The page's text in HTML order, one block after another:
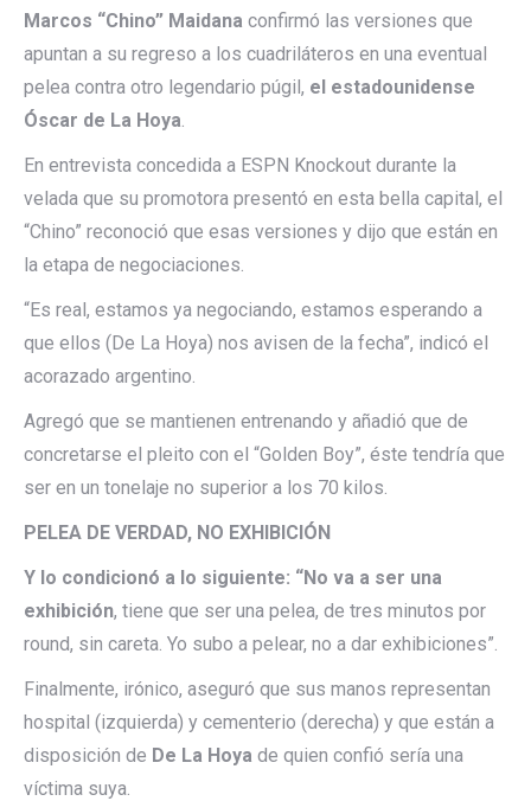
Marcos “Chino” Maidana confirmó las versiones que
apuntan a su regreso a los cuadriláteros en una eventual
pelea contra otro legendario púgil, el estadounidense
Óscar de La Hoya.
En entrevista concedida a ESPN Knockout durante la
velada que su promotora presentó en esta bella capital, el
“Chino” reconoció que esas versiones y dijo que están en
la etapa de negociaciones.
“Es real, estamos ya negociando, estamos esperando a
que ellos (De La Hoya) nos avisen de la fecha”, indicó el
acorazado argentino.
Agregó que se mantienen entrenando y añadió que de
concretarse el pleito con el “Golden Boy”, éste tendría que
ser en un tonelaje no superior a los 70 kilos.
PELEA DE VERDAD, NO EXHIBICIÓN
Y lo condicionó a lo siguiente: “No va a ser una
exhibición, tiene que ser una pelea, de tres minutos por
round, sin careta. Yo subo a pelear, no a dar exhibiciones”.
Finalmente, irónico, aseguró que sus manos representan
hospital (izquierda) y cementerio (derecha) y que están a
disposición de De La Hoya de quien confió sería una
víctima suya.